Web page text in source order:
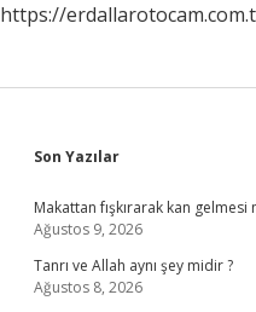
https://
Sidebar
Son Yazılar
Makattan fışkırarak kan gelmesi
Ağustos 9, 2026
Tanrı ve Allah aynı şey midir ?
Ağustos 8, 2026